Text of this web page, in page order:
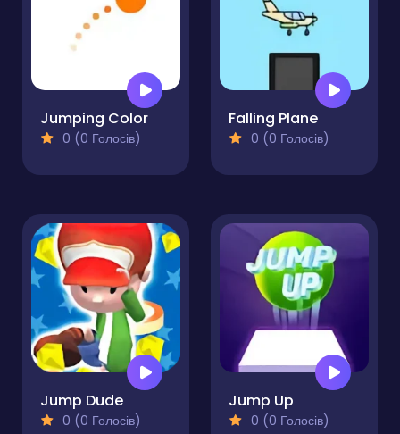
Jumping Color
0 (0 Голосів)
Falling Plane
0 (0 Голосів)
Jump Dude
0 (0 Голосів)
Jump Up
0 (0 Голосів)